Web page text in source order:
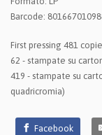
Barcode:
First pressing 481
62 - stampate su
419 - stampate su
quadricromia)
Facebook